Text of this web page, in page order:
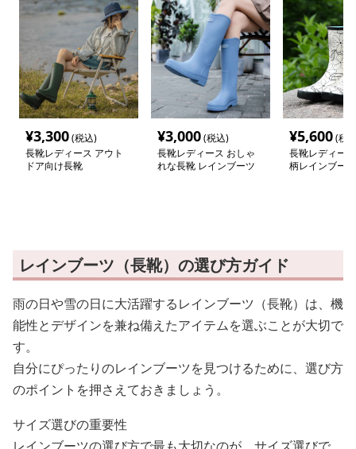
¥3,300(税込)
長靴レディース アウト
ドア向け長靴
¥3,000(税込)
長靴レディース おしゃ
れな長靴 レインブーツ
¥5,600(税
長靴レディー
柄レインブー
レインブーツ（長靴）の選び方ガイド
雨の日や雪の日に大活躍するレインブーツ（長靴）は、機
能性とデザインを兼ね備えたアイテムを選ぶことが大切で
す。
自分にぴったりのレインブーツを見つけるために、選び方
のポイントを押さえておきましょう。
サイズ選びの重要性